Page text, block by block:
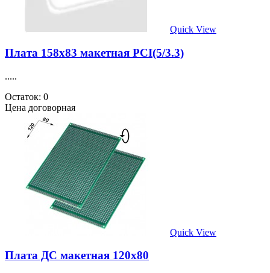
Quick View
Плата 158х83 макетная PCI(5/3.3)
.....
Остаток: 0
Цена договорная
Quick View
Плата ДС макетная 120х80